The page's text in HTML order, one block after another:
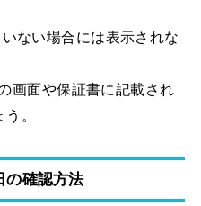
ない場合には表示されな
画面や保証書に記載され
。
の確認方法